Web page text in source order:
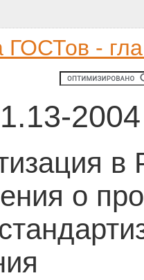
ГОСТов -
2004
в
о